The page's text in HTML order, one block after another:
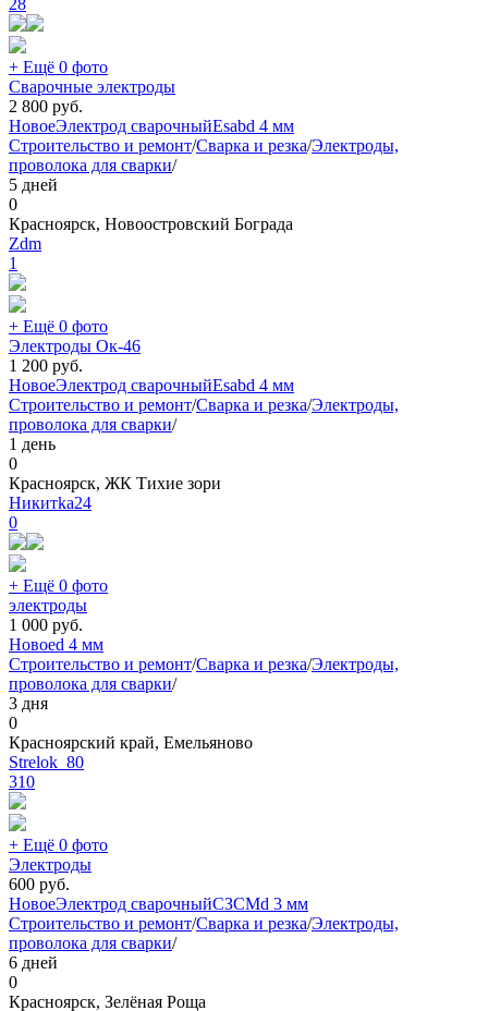
+ Ещё 0 фото
Сварочные электроды
2 800 руб.
НовоеЭлектрод сварочныйEsabd 4 мм
Строительство и ремонт/Сварка и резка/Электроды,
проволока для сварки/
5 дней
0
Красноярск, Новоостровский Бограда
Zdm
1
+ Ещё 0 фото
Электроды Ок-46
1 200 руб.
НовоеЭлектрод сварочныйEsabd 4 мм
Строительство и ремонт/Сварка и резка/Электроды,
проволока для сварки/
1 день
0
Красноярск, ЖК Тихие зори
Никитkа24
0
+ Ещё 0 фото
электроды
1 000 руб.
Новоеd 4 мм
Строительство и ремонт/Сварка и резка/Электроды,
проволока для сварки/
3 дня
0
Красноярский край, Емельяново
Strelok_80
310
+ Ещё 0 фото
Электроды
600 руб.
НовоеЭлектрод сварочныйСЗСМd 3 мм
Строительство и ремонт/Сварка и резка/Электроды,
проволока для сварки/
6 дней
0
Красноярск, Зелёная Роща